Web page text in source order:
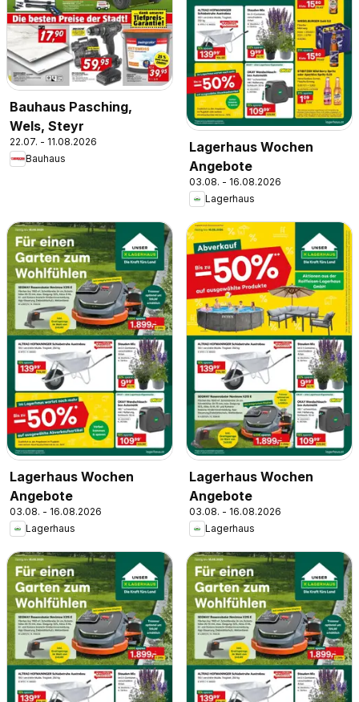
Bauhaus Pasching,
Wels, Steyr
22.07. - 11.08.2026
Bauhaus
Lagerhaus Wochen
Angebote
03.08. - 16.08.2026
Lagerhaus
Lagerhaus Wochen
Angebote
03.08. - 16.08.2026
Lagerhaus
Lagerhaus Wochen
Angebote
03.08. - 16.08.2026
Lagerhaus